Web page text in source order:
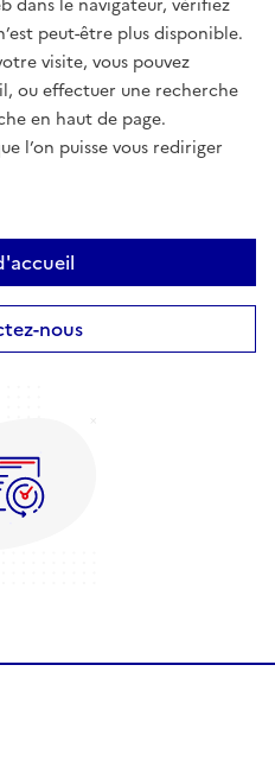
dans le navigateur, vérifiez
peut-être plus disponible.
visite, vous pouvez
ou effectuer une recherche
en haut de page.
l’on puisse vous rediriger
nous